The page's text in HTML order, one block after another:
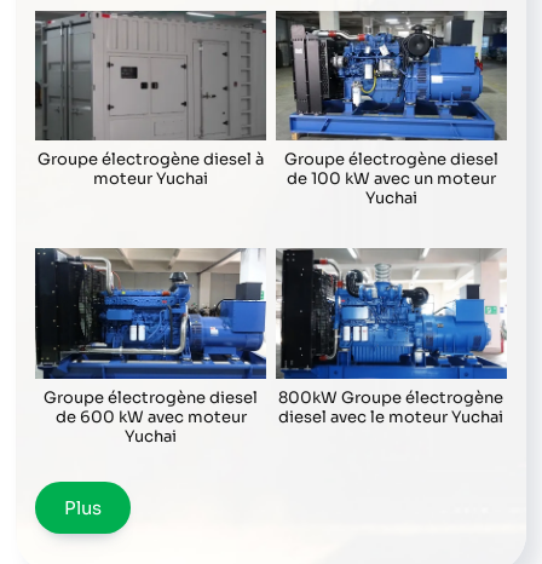
Groupe électrogène diesel à
moteur Yuchai
Groupe électrogène diesel
de 100 kW avec un moteur
Yuchai
Groupe électrogène diesel
de 600 kW avec moteur
Yuchai
800kW Groupe électrogène
diesel avec le moteur Yuchai
Plus